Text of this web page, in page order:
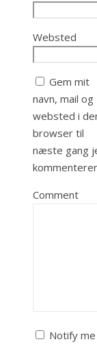
Websted
Gem mit
navn, mail og
websted i
browser til
næste gang
Comment
Notify